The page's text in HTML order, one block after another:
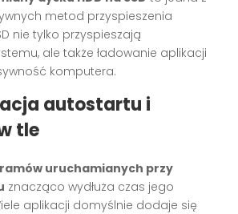
metod przyspieszenia
nie tylko przyspieszają
ale także ładowanie aplikacji
komputera.
autostartu i
tle
uruchamianych przy
znacząco wydłuża czas jego
aplikacji domyślnie dodaje się